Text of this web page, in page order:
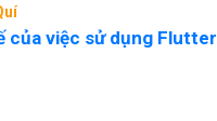
của việc sử dụng Flutter